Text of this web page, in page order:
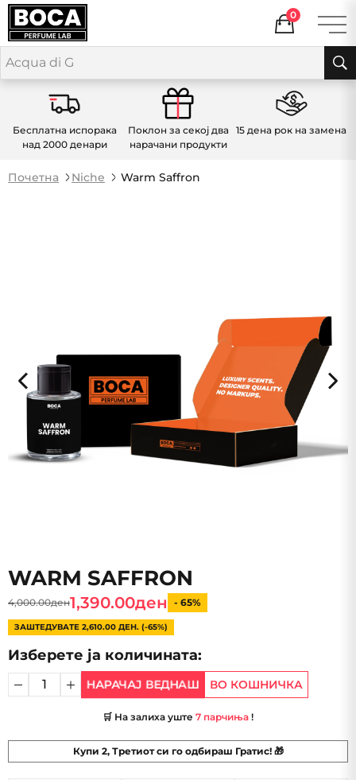
0
Бесплатна испорака
над 2000 денари
Поклон за секој два
нарачани продукти
15 дена рок на замена
Почетна Niche Warm Saffron
WARM SAFFRON
4,000.00ден1,390.00ден - 65%
ЗАШТЕДУВАТЕ 2,610.00 ДЕН. (-65%)
Изберете ја количината:
НАРАЧАЈ ВЕДНАШ ВО КОШНИЧКА
🛒 На залиха уште 7 парчиња !
Купи 2, Третиот си го одбираш Гратис! 🎁